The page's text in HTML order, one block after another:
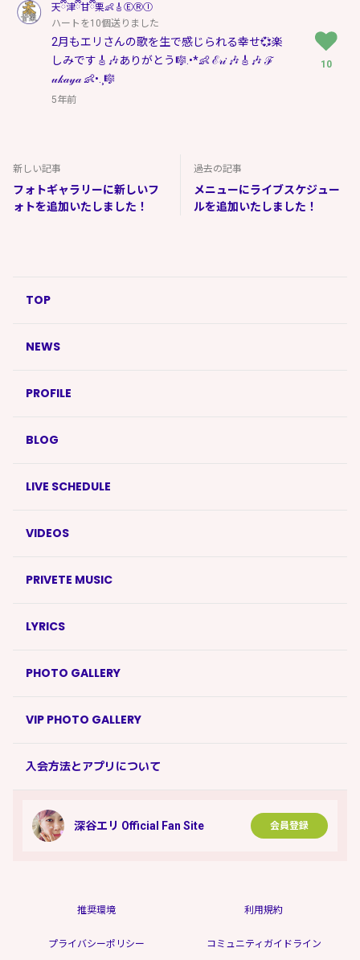
天ྀི津ྀི甘ྀི栗👶🎸ⒺⓇⒾ
ハートを10個送りました
2月もエリさんの歌を生で感じられる幸せ💞楽
しみです🎸🎶ありがとう🎼.•*👶 ℰ𝓇𝒾 🎶🎸🎶 ℱ
𝓊𝓀𝒶𝓎𝒶 👶•.¸🎼
5年前
10
新しい記事
フォトギャラリーに新しいフ
ォトを追加いたしました！
過去の記事
メニューにライブスケジュー
ルを追加いたしました！
TOP
NEWS
PROFILE
BLOG
LIVE SCHEDULE
VIDEOS
PRIVETE MUSIC
LYRICS
PHOTO GALLERY
VIP PHOTO GALLERY
入会方法とアプリについて
深谷エリ Official Fan Site 会員登録
推奨環境 利用規約
プライバシーポリシー コミュニティガイドライン